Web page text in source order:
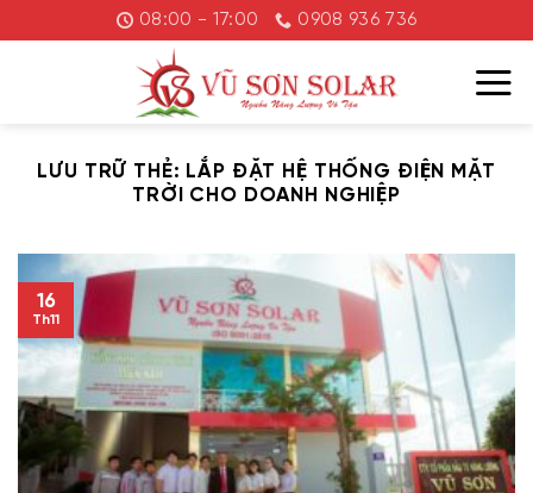
đến
08:00 - 17:00 0908 936 736
LƯU TRỮ THẺ: LẮP ĐẶT HỆ THỐNG ĐIỆN MẶT
TRỜI CHO DOANH NGHIỆP
16
Th11